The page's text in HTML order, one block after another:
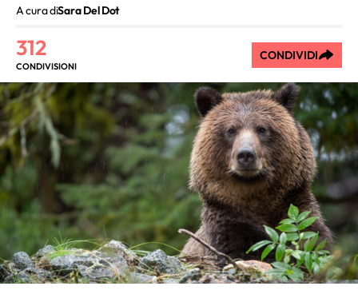
A cura diSara Del Dot
312
CONDIVISIONI
CONDIVIDI